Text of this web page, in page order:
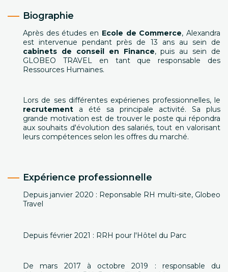
Biographie
Après des études en Ecole de Commerce, Alexandra
est intervenue pendant près de 13 ans au sein de
cabinets de conseil en Finance, puis au sein de
GLOBEO TRAVEL en tant que responsable des
Ressources Humaines.
Lors de ses différentes expérienes professionnelles, le
recrutement a été sa principale activité. Sa plus
grande motivation est de trouver le poste qui répondra
aux souhaits d'évolution des salariés, tout en valorisant
leurs compétences selon les offres du marché.
Expérience professionnelle
Depuis janvier 2020 : Reponsable RH multi-site, Globeo
Travel
Depuis février 2021 : RRH pour l'Hôtel du Parc
De mars 2017 à octobre 2019 : responsable du